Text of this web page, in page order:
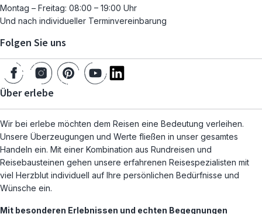
Montag – Freitag: 08:00 – 19:00 Uhr
Und nach individueller Terminvereinbarung
Folgen Sie uns
Über erlebe
Wir bei erlebe möchten dem Reisen eine Bedeutung verleihen.
Unsere Überzeugungen und Werte fließen in unser gesamtes
Handeln ein. Mit einer Kombination aus Rundreisen und
Reisebausteinen gehen unsere erfahrenen Reisespezialisten mit
viel Herzblut individuell auf Ihre persönlichen Bedürfnisse und
Wünsche ein.
Mit besonderen Erlebnissen und echten Begegnungen